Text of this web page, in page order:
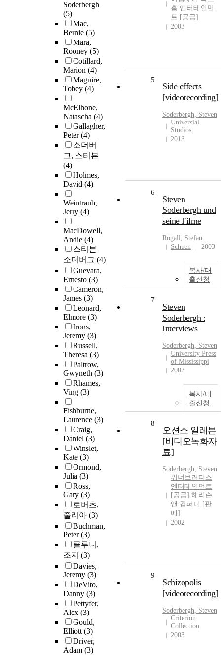
Soderbergh
(5)
Mac,
Bernie (5)
Mara,
Rooney (5)
Cotillard,
Marion (4)
Maguire,
Tobey (4)
McElhone,
Natascha (4)
Gallagher,
Peter(4)
소더버
그, 스티븐
(4)
Holmes,
David (4)
Weintraub,
Jerry (4)
MacDowell,
Andie (4)
스티븐
소더버그 (4)
Guevara,
Ernesto (3)
Cameron,
James (3)
Leonard,
Elmore (3)
Irons,
Jeremy (3)
Russell,
Theresa (3)
Paltrow,
Gwyneth (3)
Rhames,
Ving (3)
Fishburne,
Laurence (3)
Craig,
Daniel (3)
Winslet,
Kate (3)
Ormond,
Julia (3)
Ross,
Gary (3)
로버츠,
줄리아 (3)
Buchman,
Peter(3)
클루니,
조지 (3)
Davies,
Jeremy (3)
DeVito,
Danny (3)
Pettyfer,
Alex (3)
Gould,
Elliott(3)
Driver,
Adam (3)
홈 엔터테인먼
트 [공급]
2003
5
Side effects
[videorecording]
Soderbergh, Steven
Universial
Studios
2013
6
Steven
Soderbergh und
seine Filme
Rogall, Stefan
Schuen
2003
복사/대
출신청
7
Steven
Soderbergh :
Interviews
Soderbergh, Steven
University Press
of Mississippi
2002
복사/대
출신청
8
오션스 일레븐
[비디오녹화자
료]
Soderbergh, Steven
워너브러더스
엔터테인먼트
[공급] 해리슨
앤 컴퍼니 [판
매]
2002
9
Schizopolis
[videorecording]
Soderbergh, Steven
Criterion
Collection
2003